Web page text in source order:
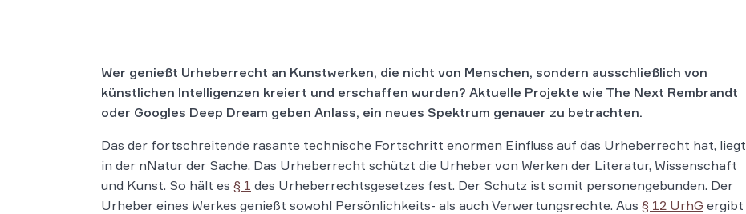
Wer genießt Urheberrecht an Kunstwerken, die nicht von Menschen, sondern ausschließlich von
künstlichen Intelligenzen kreiert und erschaffen wurden? Aktuelle Projekte wie The Next Rembrandt
oder Googles Deep Dream geben Anlass, ein neues Spektrum genauer zu betrachten.
Das der fortschreitende rasante technische Fortschritt enormen Einfluss auf das Urheberrecht hat, liegt
in der nNatur der Sache. Das Urheberrecht schützt die Urheber von Werken der Literatur, Wissenschaft
und Kunst. So hält es § 1 des Urheberrechtsgesetzes fest. Der Schutz ist somit personengebunden. Der
Urheber eines Werkes genießt sowohl Persönlichkeits- als auch Verwertungsrechte. Aus § 12 UrhG ergibt